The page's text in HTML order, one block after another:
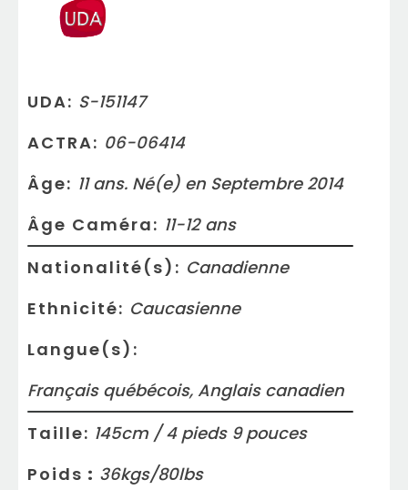
UDA: S-151147
ACTRA: 06-06414
Âge: 11 ans. Né(e) en Septembre 2014
Âge Caméra: 11-12 ans
Nationalité(s): Canadienne
Ethnicité: Caucasienne
Langue(s):
Français québécois, Anglais canadien
Taille: 145cm /4 pieds 9 pouces
Poids : 36kgs/80lbs